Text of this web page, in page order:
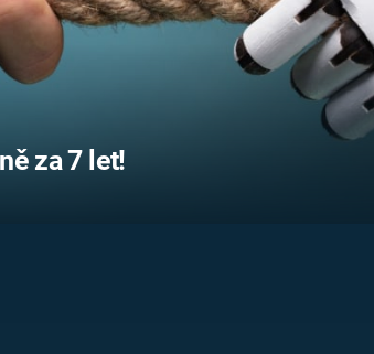
ALTERNATIVNÍ
HISTORIE
KLAMY
za 7 let!